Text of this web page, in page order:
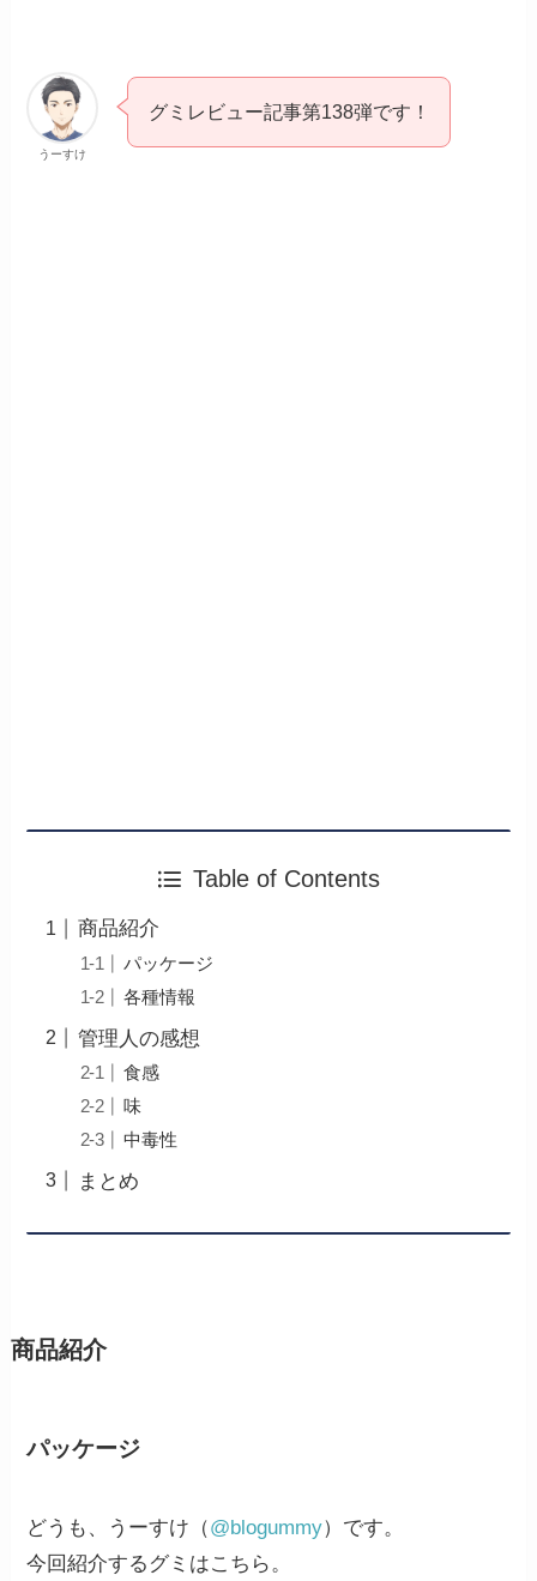
うーすけ
グミレビュー記事第138弾です！
Table of Contents
商品紹介
パッケージ
各種情報
管理人の感想
食感
味
中毒性
まとめ
商品紹介
パッケージ
どうも、うーすけ（@blogummy）です。
今回紹介するグミはこちら。